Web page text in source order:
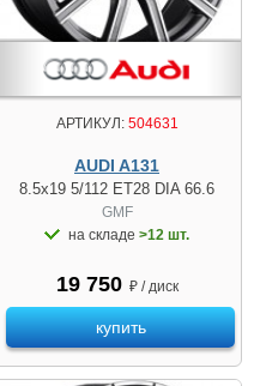
АРТИКУЛ:504631
AUDI A131
8.5x19 5/112 ET28 DIA 66.6
GMF
на складе >12 шт.
19 750 ₽ / диск
купить